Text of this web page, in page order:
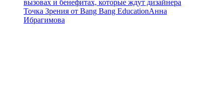
вызовах и бенефитах, которые ждут дизайнера
Точка Зрения от Bang Bang EducationАнна
Ибрагимова